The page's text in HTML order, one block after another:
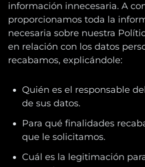
información innecesaria. A
proporcionamos toda la
necesaria sobre nuestra
en relación con los datos
recabamos, explicándole:
Quién es el responsable
de sus datos.
Para qué finalidades
que le solicitamos.
Cuál es la legitimación